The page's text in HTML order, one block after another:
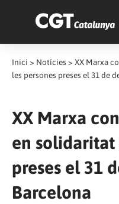
Inici > Notícies > XX Marxa
les persones preses el 31 de
XX Marxa
en solidaritat
preses el 31
Barcelona